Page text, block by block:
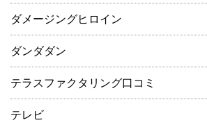
ダメージングヒロイン
ダンダダン
テラスファクタリング口コミ
テレビ